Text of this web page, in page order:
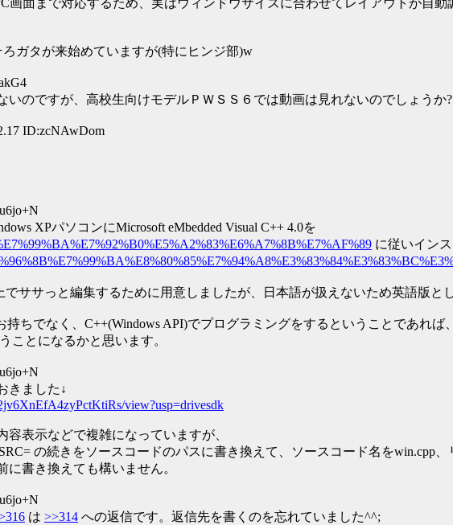
画面まで対応するため、実はウィンドウサイズに合わせてレイアウトが自動
ガタが来始めていますが(特にヒンジ部)w
のですが、高校生向けモデルＰＷＳＳ６では動画は見れないのでしょうか?
ID:zcNAwDom
XPパソコンにMicrosoft eMbedded Visual C++ 4.0を
に従いイン
ササっと編集するために用意しましたが、日本語が扱えないため英語版と
持ちでなく、C++(Windows API)でプログラミングをするということであれ
ことになるかと思います。
きました↓
view?usp=drivesdk
表示などで複雑になっていますが、
の続きをソースコードのパスに書き換えて、ソースコード名をwin.cpp
書き換えても構いません。
は >>314 への返信です。返信先を書くのを忘れていました^^;